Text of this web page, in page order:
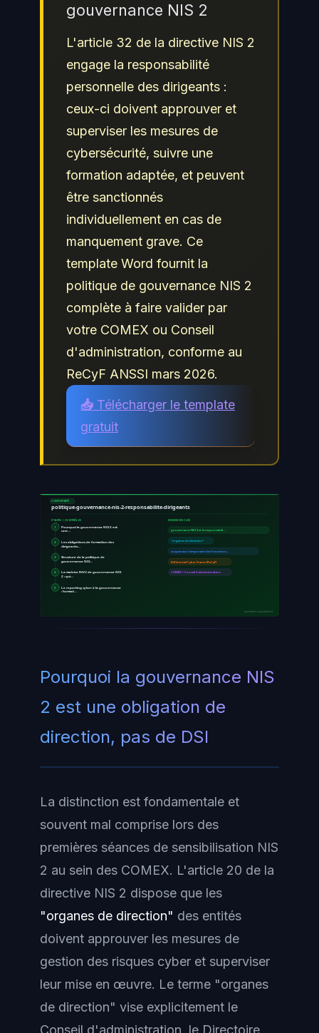
gouvernance NIS 2
L'article 32 de la directive NIS 2
engage la responsabilité
personnelle des dirigeants :
ceux-ci doivent approuver et
superviser les mesures de
cybersécurité, suivre une
formation adaptée, et peuvent
être sanctionnés
individuellement en cas de
manquement grave. Ce
template Word fournit la
politique de gouvernance NIS 2
complète à faire valider par
votre COMEX ou Conseil
d'administration, conforme au
ReCyF ANSSI mars 2026.
📥 Télécharger le template
gratuit
CONFORMITÉ
politique-gouvernance-nis-2-responsabilite-dirigeants
ÉTAPES / CONTRÔLES
1
Pourquoi la gouvernance NIS 2 est
une…
2
Les obligations de formation des
dirigeants…
3
Structure de la politique de
gouvernance NIS…
4
La matrice RACI de gouvernance NIS
2 : qui…
5
Le reporting cyber à la gouvernance
: format…
EXIGENCES CLÉS
gouvernance NIS 2 et la responsabili…
"organes de direction"
suspension temporaire des fonctions…
Référentiel Cyber France (ReCyF)
COMEX / Conseil d'administration
ayinedjimi-consultants.fr
Pourquoi la gouvernance NIS
2 est une obligation de
direction, pas de DSI
La distinction est fondamentale et
souvent mal comprise lors des
premières séances de sensibilisation NIS
2 au sein des COMEX. L'article 20 de la
directive NIS 2 dispose que les
"organes de direction" des entités
doivent approuver les mesures de
gestion des risques cyber et superviser
leur mise en œuvre. Le terme "organes
de direction" vise explicitement le
Conseil d'administration, le Directoire,